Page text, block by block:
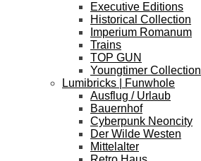
Executive Editions
Historical Collection
Imperium Romanum
Trains
TOP GUN
Youngtimer Collection
Lumibricks | Funwhole
Ausflug / Urlaub
Bauernhof
Cyberpunk Neoncity
Der Wilde Westen
Mittelalter